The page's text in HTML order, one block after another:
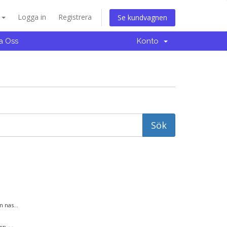
Logga in Registrera Se kundvagnen
Oss Konto
nas...